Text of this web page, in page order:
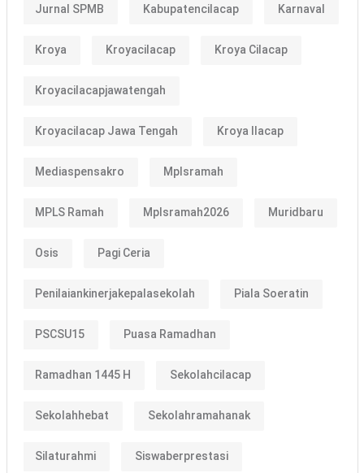
Jurnal SPMB Kabupatencilacap Karnaval
Kroya Kroyacilacap Kroya Cilacap
Kroyacilacapjawatengah
Kroyacilacap Jawa Tengah Kroya Ilacap
Mediaspensakro Mplsramah
MPLS Ramah Mplsramah2026 Muridbaru
Osis Pagi Ceria
Penilaiankinerjakepalasekolah Piala Soeratin
PSCSU15 Puasa Ramadhan
Ramadhan 1445 H Sekolahcilacap
Sekolahhebat Sekolahramahanak
Silaturahmi Siswaberprestasi